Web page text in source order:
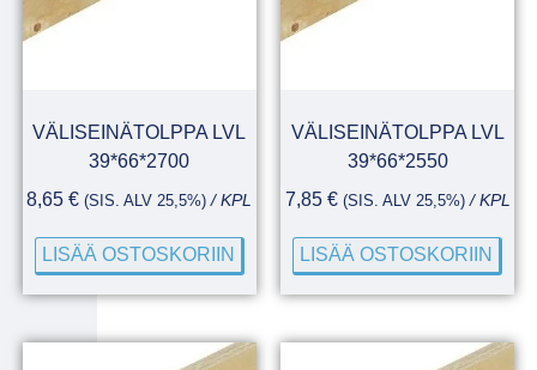
VÄLISEINÄTOLPPA LVL
39*66*2700
8,65€ (SIS. ALV 25,5%) / KPL
LISÄÄ OSTOSKORIIN
VÄLISEINÄTOLPPA LVL
39*66*2550
7,85 € (SIS. ALV 25,5%)/ KPL
LISÄÄ OSTOSKORIIN